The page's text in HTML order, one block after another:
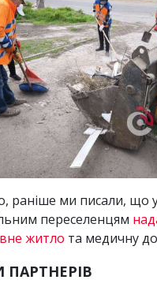
раніше ми писали, що у
переселенцям
житло та медичну